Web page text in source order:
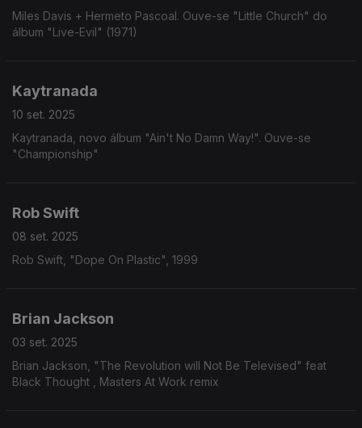
Miles Davis + Hermeto Pascoal. Ouve-se "Little Church" do
álbum "Live-Evil" (1971)
Kaytranada
10 set. 2025
Kaytranada, novo álbum "Ain't No Damn Way!". Ouve-se
"Championship"
Rob Swift
08 set. 2025
Rob Swift, "Dope On Plastic", 1999
Brian Jackson
03 set. 2025
Brian Jackson, "The Revolution will Not Be Televised" feat
Black Thought , Masters At Work remix